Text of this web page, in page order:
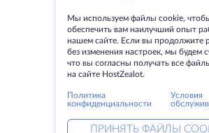
Мы используем файлы cookie,
обеспечить вам наилучший опыт
нашем сайте. Если вы продолжите
без изменения настроек, мы будем
что вы согласны получать все
на сайте HostZealot.
Политика
конфиденциальности
Условия
ПРИНЯТЬ ФАЙЛЫ